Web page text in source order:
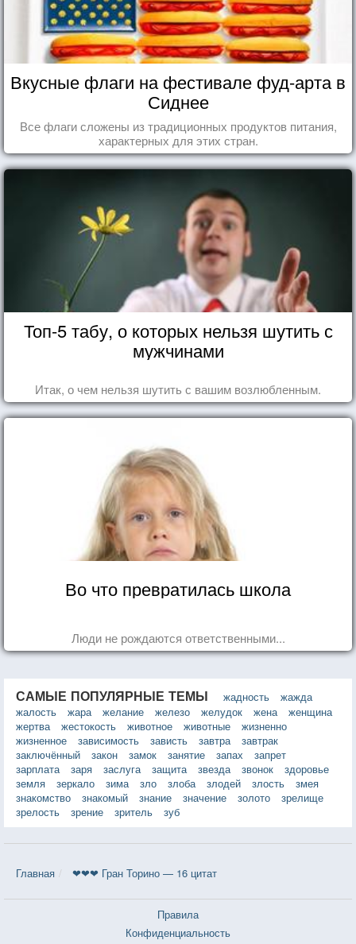
Вкусные флаги на фестивале фуд-арта в
Сиднее
Все флаги сложены из традиционных продуктов питания,
характерных для этих стран.
Топ-5 табу, о которых нельзя шутить с
мужчинами
Итак, о чем нельзя шутить с вашим возлюбленным.
Во что превратилась школа
Люди не рождаются ответственными...
САМЫЕ ПОПУЛЯРНЫЕ ТЕМЫ жадность
жажда
жалость
жара желание железо желудок жена
женщина
жертва
жестокость животное животные
жизненно
жизненное
зависимость зависть завтра
завтрак
заключённый
закон замок занятие запах
запрет
зарплата
заря заслуга защита звезда звонок
здоровье
земля
зеркало зима зло злоба злодей злость
змея
знакомство
знакомый знание значение золото
зрелище
зрелость
зрение зритель зуб
Главная ❤❤❤ Гран Торино — 16 цитат
Правила
Конфиденциальность